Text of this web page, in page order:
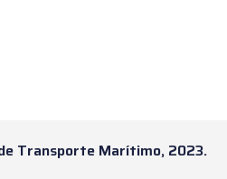
Transporte Marítimo, 2023.